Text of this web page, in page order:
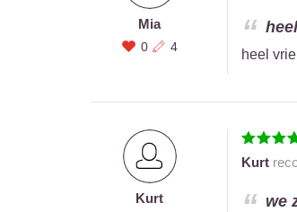
Mia
0 4
heel
Kurt
Kurt
we